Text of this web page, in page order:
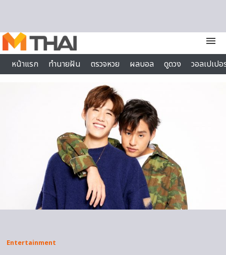
menu
หน้าแรก
ทำนายฝัน ตรวจหวย ผลบอล ดูดวง
วอลเปเป
Entertainment